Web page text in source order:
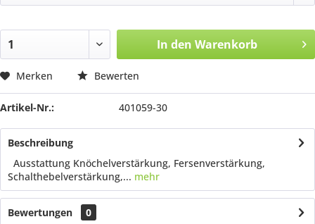
In den Warenkorb
Merken Bewerten
Artikel-Nr.: 401059-30
Beschreibung
Ausstattung Knöchelverstärkung, Fersenverstärkung,
Schalthebelverstärkung,... mehr
Bewertungen
0